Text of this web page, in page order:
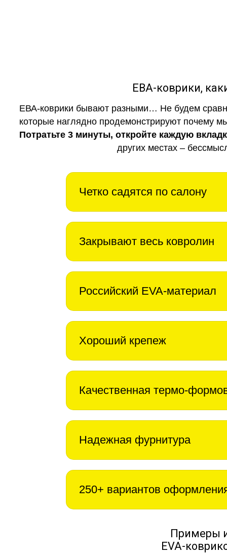
ЕВА-коврики,
ЕВА-коврики бывают разными… Не будем
которые наглядно продемонстрируют почему
Потратьте 3 минуты, откройте каждую
других местах –
Четко садятся по салону
Закрывают весь ковролин
Российский EVA-материал
Хороший крепеж
Качественная термо-
Надежная фурнитура
250+ вариантов
Примеры
EVA-